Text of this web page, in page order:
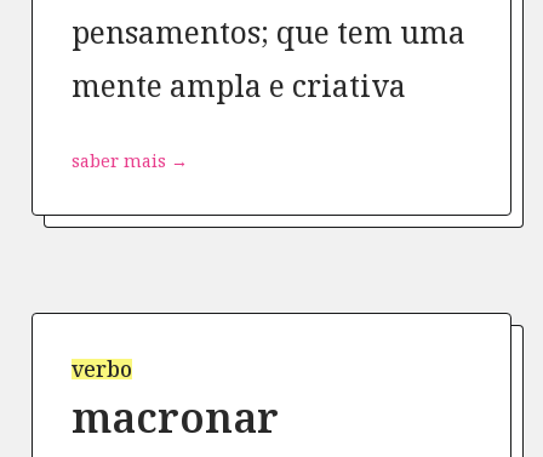
pensamentos; que tem uma
mente ampla e criativa
saber mais →
verbo
macronar